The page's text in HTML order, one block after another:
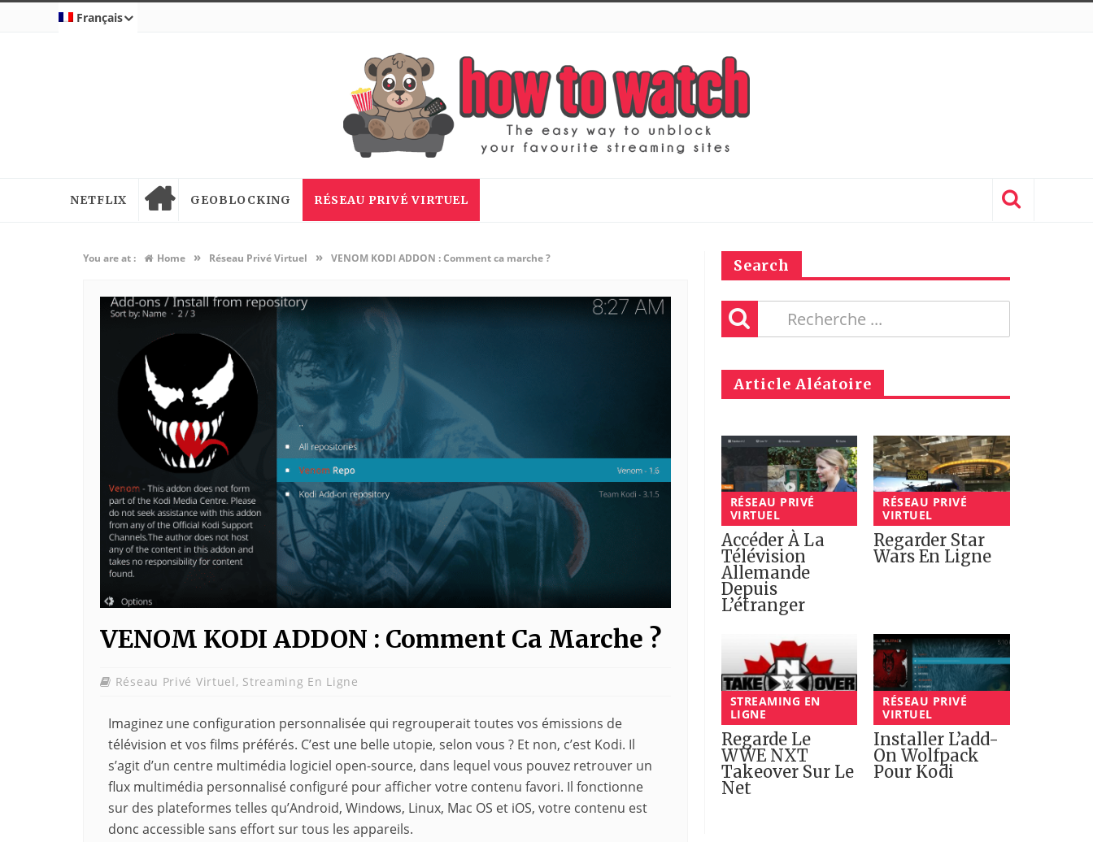
Français
NETFLIX GEOBLOCKING RÉSEAU PRIVÉ VIRTUEL
You are at : Home » Réseau Privé Virtuel » VENOM KODI ADDON : Comment ca marche ?
VENOM KODI ADDON : Comment Ca Marche ?
Réseau Privé Virtuel, Streaming En Ligne
Imaginez une configuration personnalisée qui regrouperait toutes vos émissions de
télévision et vos films préférés. C’est une belle utopie, selon vous ? Et non, c’est Kodi. Il
s’agit d’un centre multimédia logiciel open-source, dans lequel vous pouvez retrouver un
flux multimédia personnalisé configuré pour afficher votre contenu favori. Il fonctionne
sur des plateformes telles qu’Android, Windows, Linux, Mac OS et iOS, votre contenu est
donc accessible sans effort sur tous les appareils.
Search
Article Aléatoire
RÉSEAU PRIVÉ
VIRTUEL
Accéder À La
Télévision
Allemande
Depuis
L’étranger
RÉSEAU PRIVÉ
VIRTUEL
Regarder Star
Wars En Ligne
STREAMING EN
LIGNE
Regarde Le
WWE NXT
Takeover Sur Le
Net
RÉSEAU PRIVÉ
VIRTUEL
Installer L’add-
On Wolfpack
Pour Kodi